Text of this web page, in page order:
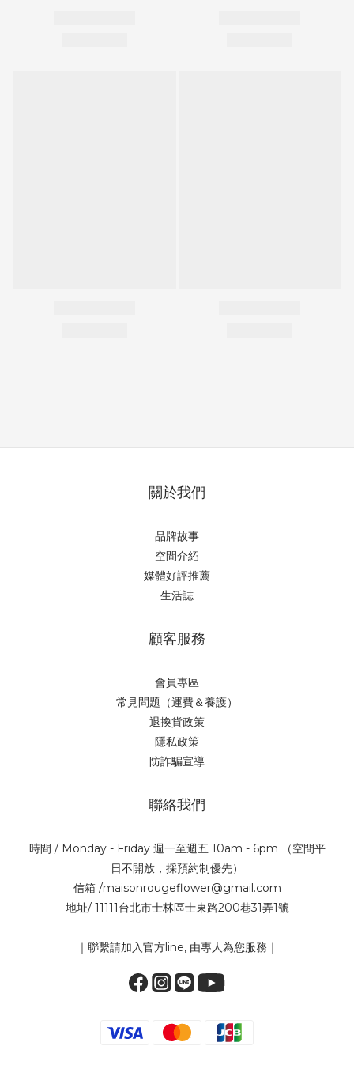
關於我們
品牌故事
空間介紹
媒體好評推薦
生活誌
顧客服務
會員專區
常見問題（運費＆養護）
退換貨政策
隱私政策
防詐騙宣導
聯絡我們
時間 / Monday - Friday 週一至週五 10am - 6pm （空間平
日不開放，採預約制優先）
信箱 /maisonrougeflower@gmail.com
地址/ 11111台北市士林區士東路200巷31弄1號
｜聯繫請加入官方line, 由專人為您服務｜